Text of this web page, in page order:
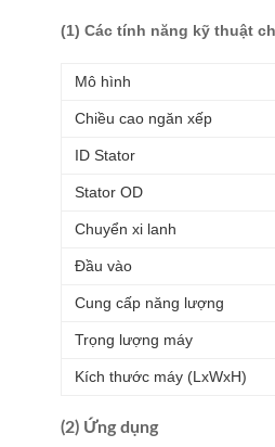
(1) Các tính năng kỹ thuật
Mô hình
Chiều cao ngăn xếp
ID Stator
Stator OD
Chuyển xi lanh
Đầu vào
Cung cấp năng lượng
Trọng lượng máy
Kích thước máy (LxWxH)
(2) Ứng dụng